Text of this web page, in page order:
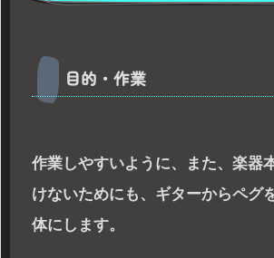
目的・作業
作業しやすいように、また、楽器
けないためにも、ギターからペグ
体にします。